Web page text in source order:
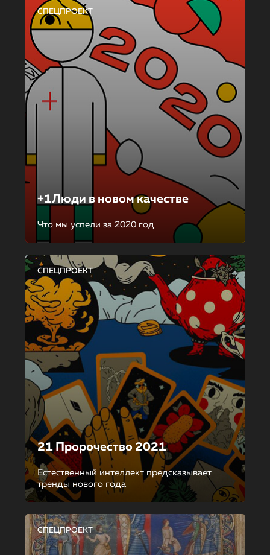
СПЕЦПРОЕКТ
+1Люди в новом качестве
Что мы успели за 2020 год
СПЕЦПРОЕКТ
21 Пророчество 2021
Естественный интеллект предсказывает
тренды нового года
СПЕЦПРОЕКТ